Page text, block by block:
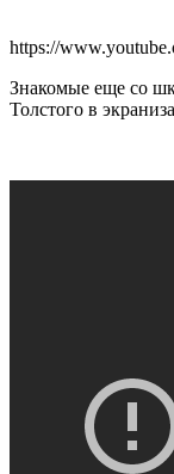
https://
Знакомые еще со
Толстого в